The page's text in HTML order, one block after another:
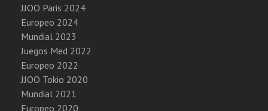
JJOO Paris 2024
Europeo 2024
Mundial 2023
Juegos Med 2022
Europeo 2022
JJOO Tokio 2020
Mundial 2021
Europeo 2020